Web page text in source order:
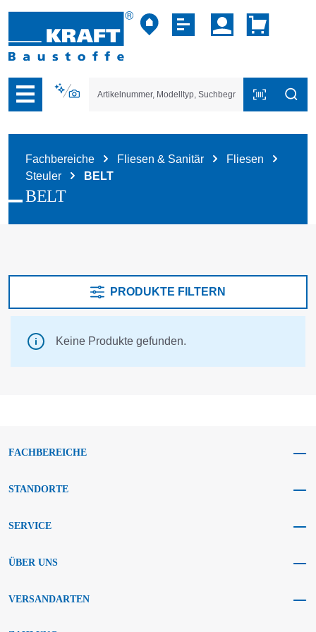
der B2B-Plattform springen
Fachbereiche Fliesen & Sanitär
Fliesen
Steuler
BELT
BELT
PRODUKTE FILTERN
Keine Produkte gefunden.
FACHBEREICHE
STANDORTE
SERVICE
ÜBER UNS
VERSANDARTEN